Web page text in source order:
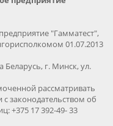
"Гамматест",
01.07.2013
Беларусь, г. Минск, ул.
рассматривать
законодательством об
+375 17 392-49- 33